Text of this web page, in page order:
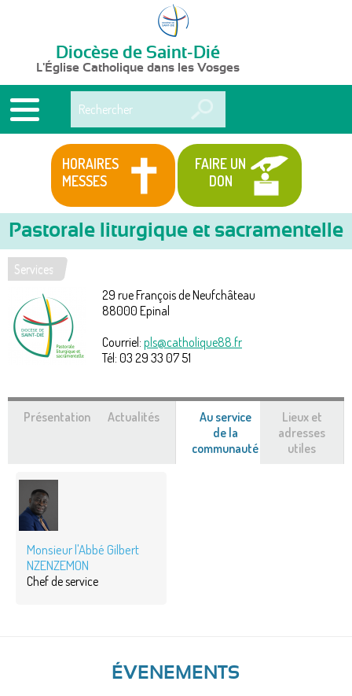
Diocèse de Saint-Dié
L'Église Catholique dans les Vosges
HORAIRES
MESSES
FAIRE UN
DON
Vous
êtes
ici
Services
Pastorale liturgique et sacramentelle
29 rue François de Neufchâteau
88000 Epinal
Courriel: pls@catholique88.fr
Tél: 03 29 33 07 51
Présentation Actualités
Au service
de la
communauté (onglet
Lieux et
adresses
utiles
Monsieur l'Abbé Gilbert
NZENZEMON
Chef de service
ÉVENEMENTS